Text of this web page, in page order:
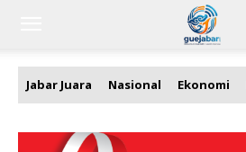
Jabar Juara Nasional Ekonomi